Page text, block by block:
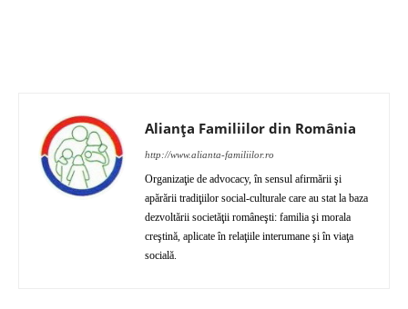
Alianța Familiilor din România
http://www.alianta-familiilor.ro
Organizaţie de advocacy, în sensul afirmării şi
apărării tradiţiilor social-culturale care au stat la baza
dezvoltării societăţii româneşti: familia şi morala
creştină, aplicate în relaţiile interumane şi în viaţa
socială.